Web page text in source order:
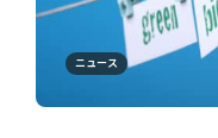
ニュース